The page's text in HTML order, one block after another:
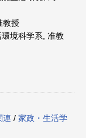
教授
境科学系, 准教
連 / 家政・生活学